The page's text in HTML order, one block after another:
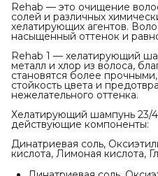
Rehab — это очищение
солей и различных
хелатирующих агентов.
насыщенный оттенок и
Rehab 1 — хелатирующий
металл и хлор из волоса,
становятся более
стойкость цвета и
нежелательного оттенка.
Хелатирующий шампунь 23/
действующие компоненты:
Динатриевая соль,
кислота, Лимоная кислота,